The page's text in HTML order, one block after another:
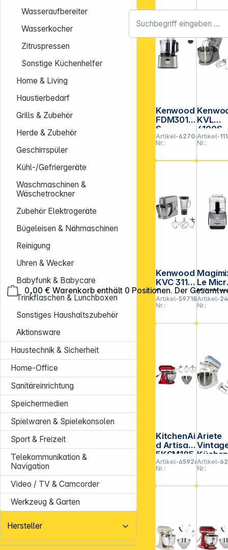
0,00 € Warenkorb enthält 0 Positionen. Der
Wasseraufbereiter
Wasserkocher
Zitruspressen
Sonstige Küchenhelfer
Home & Living
Haustierbedarf
Grills & Zubehör
Herde & Zubehör
Geschirrspüler
Kühl-/Gefriergeräte
Waschmaschinen &
Wäschetrockner
Zubehör Elektrogeräte
Bügeleisen & Nähmaschinen
Reinigung
Uhren & Wecker
Babyfunk & Babycare
Trinkflaschen & Lunchboxen
Sonstiges Haushaltszubehör
Aktionsware
Haustechnik & Sicherheit
Home-Office
Sanitäreinrichtung
Speichermedien
Spielwaren & Spielekonsolen
Sport & Freizeit
Telekommunikation &
Navigation
Video / TV & Camcorder
Werkzeug & Garten
Hersteller
Kenwood
FDM301S
S
MultiPro
Compact
Artikel-
Nr.:
627062
KVL
4100S
Chef
Artikel-
Nr.:
Kenwood
KVC 3110
S
Artikel-
Nr.:
597186
Le
mat
Artikel-
Nr.:
KitchenAi
d Artisan
5KSM185
PSECA
Liebesap
fel rot
Artikel-
Nr.:
659262
Ariete
blau
Artikel-
Nr.:
**EVP =